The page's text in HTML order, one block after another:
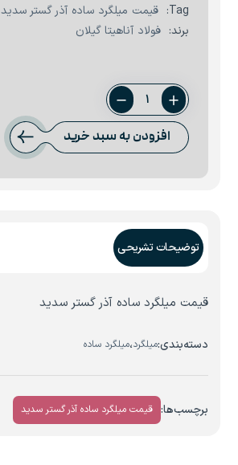
Tag:
قیمت میلگرد ساده آذر گستر سدید
برند: فولاد آناهیتا گیلان
میلگرد
ساده
10
افزودن به سبد خرید
توضیحات تشریحی
قیمت میلگرد ساده آذر گستر سدید
دسته‌بندی:میلگرد،میلگرد ساده
برچسب‌ها: قیمت میلگرد ساده آذر گستر سدید